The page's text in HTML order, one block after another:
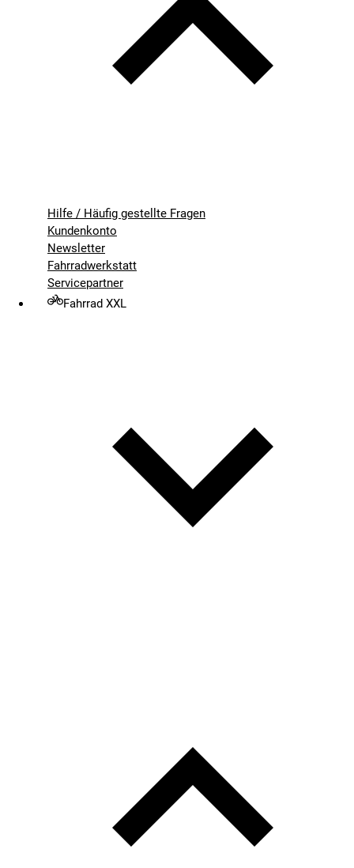
Hilfe / Häufig gestellte Fragen
Kundenkonto
Newsletter
Fahrradwerkstatt
Servicepartner
Fahrrad XXL